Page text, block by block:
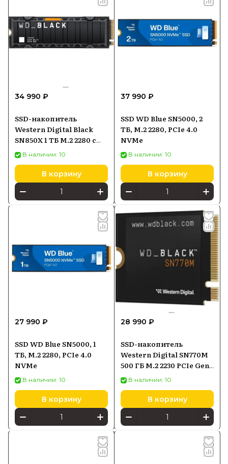
34 990 ₽
SSD-накопитель
Western Digital Black
SN850X 1 ТБ M.2 2280 с
радиатором
(WDS100T2XHE)
В наличии: 10
В корзину
37 990 ₽
SSD WD Blue SN5000, 2
ТБ, M.2 2280, PCIe 4.0
NVMe
В наличии: 10
В корзину
27 990 ₽
SSD WD Blue SN5000, 1
ТБ, M.2 2280, PCIe 4.0
NVMe
В наличии: 10
В корзину
28 990 ₽
SSD-накопитель
Western Digital SN770M
500 ГБ M.2 2230 PCIe Gen4
NVMe (WDS500G3X0G)
В наличии: 10
В корзину